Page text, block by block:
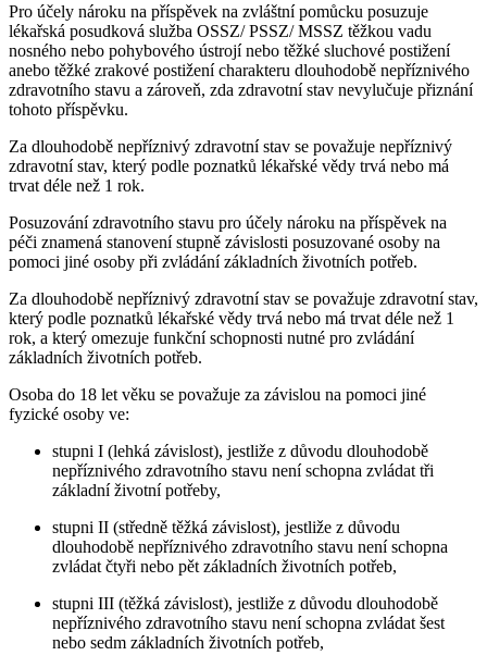
Pro účely nároku na příspěvek na zvláštní pomůcku posuzuje
lékařská posudková služba OSSZ/ PSSZ/ MSSZ těžkou vadu
nosného nebo pohybového ústrojí nebo těžké sluchové postižení
anebo těžké zrakové postižení charakteru dlouhodobě nepříznivého
zdravotního stavu a zároveň, zda zdravotní stav nevylučuje přiznání
tohoto příspěvku.
Za dlouhodobě nepříznivý zdravotní stav se považuje nepříznivý
zdravotní stav, který podle poznatků lékařské vědy trvá nebo má
trvat déle než 1 rok.
Posuzování zdravotního stavu pro účely nároku na příspěvek na
péči znamená stanovení stupně závislosti posuzované osoby na
pomoci jiné osoby při zvládání základních životních potřeb.
Za dlouhodobě nepříznivý zdravotní stav se považuje zdravotní stav,
který podle poznatků lékařské vědy trvá nebo má trvat déle než 1
rok, a který omezuje funkční schopnosti nutné pro zvládání
základních životních potřeb.
Osoba do 18 let věku se považuje za závislou na pomoci jiné
fyzické osoby ve:
stupni I (lehká závislost), jestliže z důvodu dlouhodobě
nepříznivého zdravotního stavu není schopna zvládat tři
základní životní potřeby,
stupni II (středně těžká závislost), jestliže z důvodu
dlouhodobě nepříznivého zdravotního stavu není schopna
zvládat čtyři nebo pět základních životních potřeb,
stupni III (těžká závislost), jestliže z důvodu dlouhodobě
nepříznivého zdravotního stavu není schopna zvládat šest
nebo sedm základních životních potřeb,